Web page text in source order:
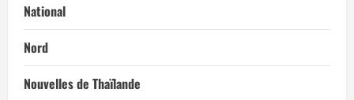
National
Nord
Nouvelles de Thaïlande